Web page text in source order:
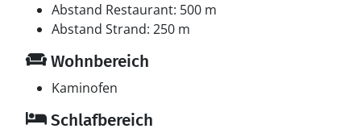
Abstand Restaurant: 500 m
Abstand Strand: 250 m
Wohnbereich
Kaminofen
Schlafbereich